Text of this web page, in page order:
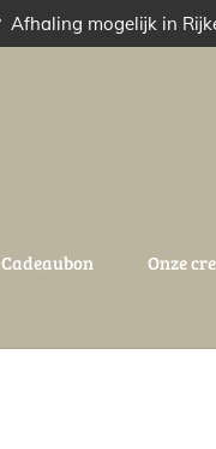
Afhaling mogelijk in
Cadeaubon
Onze